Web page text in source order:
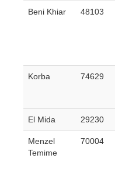
Beni Khiar 48103
Korba 74629
El Mida 29230
Menzel
Temime
70004